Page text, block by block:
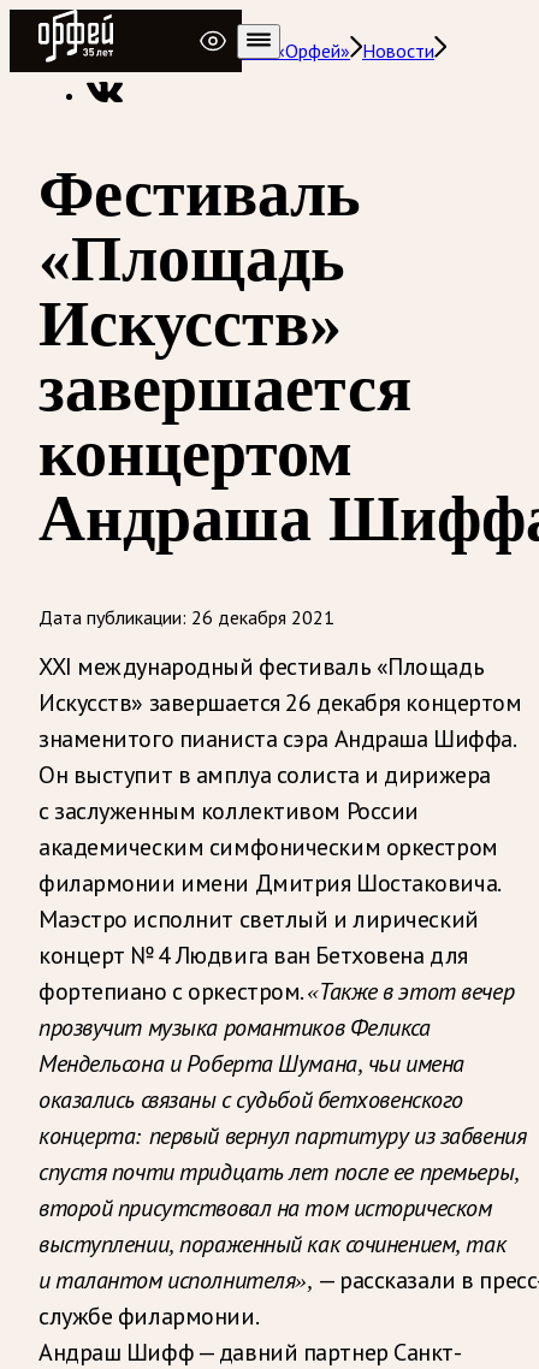
Радио Орфей
Радио классической музыки «Орфей» Новости
Фестиваль
«Площадь
Искусств»
завершается
концертом
Андраша
Дата публикации: 26 декабря 2021
XXI международный фестиваль «Площадь
Искусств» завершается 26 декабря концертом
знаменитого пианиста сэра Андраша Шиффа.
Он выступит в амплуа солиста и дирижера
с заслуженным коллективом России
академическим симфоническим оркестром
филармонии имени Дмитрия Шостаковича.
Маэстро исполнит светлый и лирический
концерт № 4 Людвига ван Бетховена для
фортепиано с оркестром.«Также в этот вечер
прозвучит музыка романтиков Феликса
Мендельсона и Роберта Шумана, чьи имена
оказались связаны с судьбой бетховенского
концерта: первый вернул партитуру из забвения
спустя почти тридцать лет после ее премьеры,
второй присутствовал на том историческом
выступлении, пораженный как сочинением, так
и талантом исполнителя», — рассказали в
службе филармонии.
Андраш Шифф — давний партнер Санкт-